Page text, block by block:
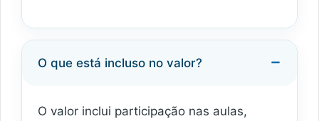
O que está incluso no valor?
O valor inclui participação nas aulas,